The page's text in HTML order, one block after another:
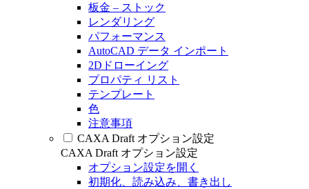
板金 – ストック
レンダリング
パフォーマンス
AutoCAD データ インポート
2Dドローイング
プロパティ リスト
テンプレート
色
注意事項
CAXA Draft オプション設定
CAXA Draft オプション設定
オプション設定を開く
初期化、読み込み、書き出し